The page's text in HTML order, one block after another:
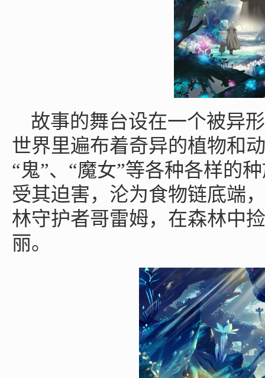
故事的舞台设在一个被异
世界里遍布着奇异的植物和
“鬼”、“魔女”等各种各样的
受其迫害，沦为食物链底端
林守护者哥雷姆，在森林中
丽。